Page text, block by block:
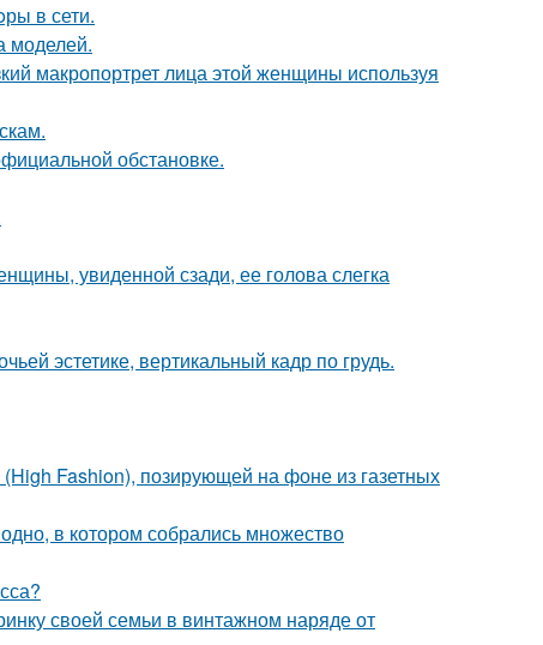
в сети.
моделей.
макропортрет лица этой женщины используя
обстановке.
увиденной сзади, ее голова слегка
эстетике, вертикальный кадр по грудь.
Fashion), позирующей на фоне из газетных
в котором собрались множество
своей семьи в винтажном наряде от